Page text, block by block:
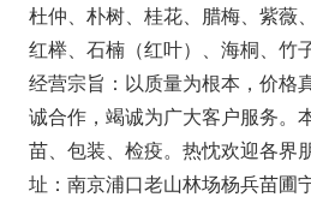
杜仲、朴树、桂花、腊梅、紫薇
红榉、石楠（红叶）、海桐、竹
经营宗旨：以质量为根本，价格
诚合作，竭诚为广大客户服务。
苗、包装、检疫。热忱欢迎各界
址：南京浦口老山林场杨兵苗圃